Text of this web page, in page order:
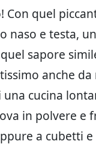
Con quel
naso e testa,
sapore
anche da
cucina
in polvere e
a cubetti e